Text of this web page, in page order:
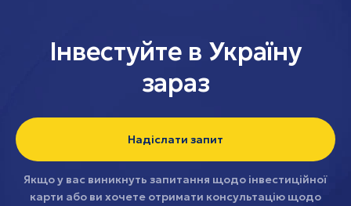
Інвестуйте в Україну
зараз
Надіслати запит
Якщо у вас виникнуть запитання щодо інвестиційної
карти або ви хочете отримати консультацію щодо